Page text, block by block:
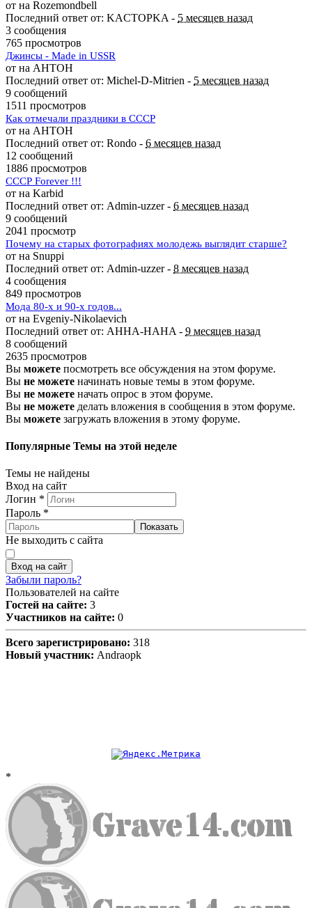
от на Rozemondbell
Последний ответ от: KACTOPKA - 5 месяцев назад
3 сообщения
765 просмотров
Джинсы - Made in USSR
от на AHTOH
Последний ответ от: Michel-D-Mitrien - 5 месяцев назад
9 сообщений
1511 просмотров
Как отмечали праздники в СССР
от на AHTOH
Последний ответ от: Rondo - 6 месяцев назад
12 сообщений
1886 просмотров
СССР Forever !!!
от на Karbid
Последний ответ от: Admin-uzzer - 6 месяцев назад
9 сообщений
2041 просмотр
Почему на старых фотографиях молодежь выглядит старше?
от на Snuppi
Последний ответ от: Admin-uzzer - 8 месяцев назад
4 сообщения
849 просмотров
Мода 80-х и 90-х годов...
от на Evgeniy-Nikolaevich
Последний ответ от: AHHA-HAHA - 9 месяцев назад
8 сообщений
2635 просмотров
Вы можете посмотреть все обсуждения на этом форуме.
Вы не можете начинать новые темы в этом форуме.
Вы не можете начать опрос в этом форуме.
Вы не можете делать вложения в сообщения в этом форуме.
Вы можете загружать вложения в этому форуме.
Популярные Темы на этой неделе
Темы не найдены
Вход на сайт
Логин *
Пароль *
Показать
Не выходить с сайта
Вход на сайт
Забыли пароль?
Пользователей на сайте
Гостей на сайте: 3
Участников на сайте: 0
Всего зарегистрировано: 318
Новый участник: Andraopk
*